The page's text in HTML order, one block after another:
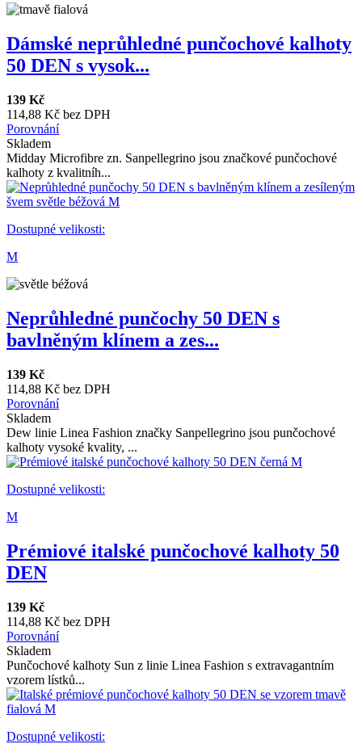
Dámské neprůhledné punčochové kalhoty
50 DEN s vysok...
139 Kč
114,88 Kč bez DPH
Porovnání
Skladem
Midday Microfibre zn. Sanpellegrino jsou značkové punčochové
kalhoty z kvalitníh...
Dostupné velikosti:
M
Neprůhledné punčochy 50 DEN s
bavlněným klínem a zes...
139 Kč
114,88 Kč bez DPH
Porovnání
Skladem
Dew linie Linea Fashion značky Sanpellegrino jsou punčochové
kalhoty vysoké kvality, ...
Dostupné velikosti:
M
Prémiové italské punčochové kalhoty 50
DEN
139 Kč
114,88 Kč bez DPH
Porovnání
Skladem
Punčochové kalhoty Sun z linie Linea Fashion s extravagantním
vzorem lístků...
Dostupné velikosti: